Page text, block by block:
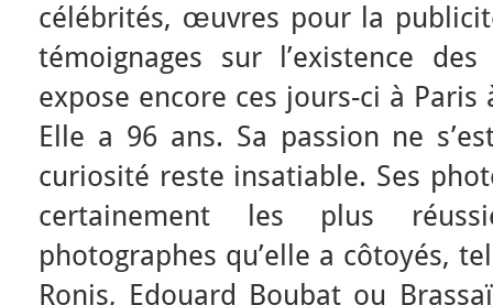
célébrités, œuvres pour la
témoignages sur l’existence
expose encore ces jours-ci à Paris
Elle a 96 ans. Sa passion ne
curiosité reste insatiable. Ses
certainement les plus
photographes qu’elle a côtoyés,
Ronis, Edouard Boubat ou